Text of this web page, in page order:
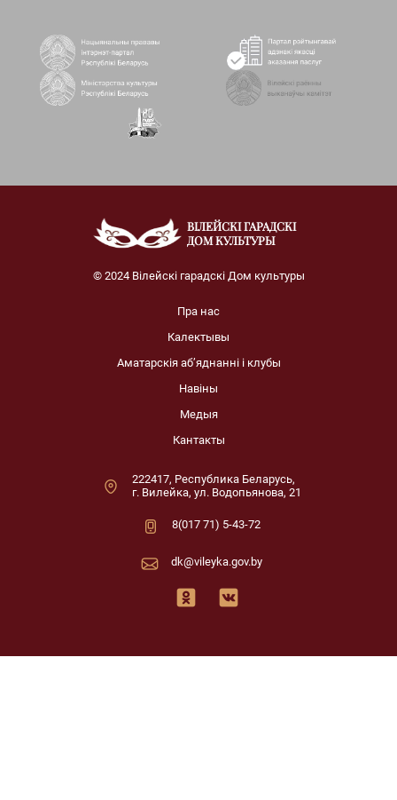
ВІЛЕЙСКІ ГАРАДСКІ
ДОМ КУЛЬТУРЫ
© 2024 Вілейскі гарадскі Дом культуры
Пра нас
Калектывы
Аматарскія аб’яднанні і клубы
Навіны
Медыя
Кантакты
222417, Республика Беларусь,
г. Вилейка, ул. Водопьянова, 21
8(017 71) 5-43-72
dk@vileyka.gov.by